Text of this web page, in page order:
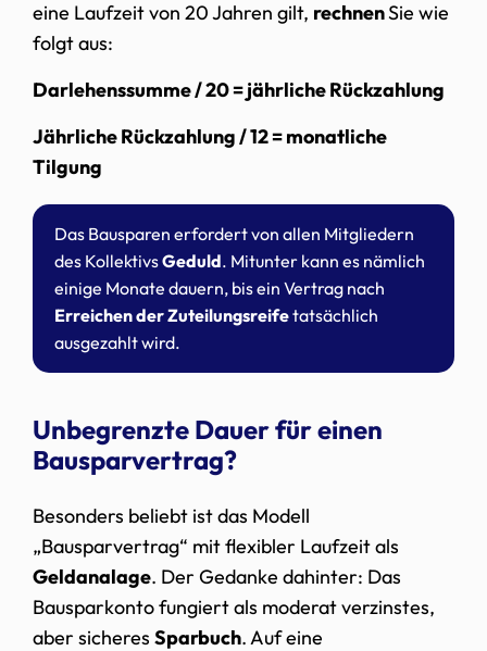
eine Laufzeit von 20 Jahren gilt, rechnenSie wie
folgt aus:
Darlehenssumme / 20 = jährliche Rückzahlung
Jährliche Rückzahlung / 12 = monatliche
Tilgung
Das Bausparen erfordert von allen Mitgliedern
des KollektivsGeduld. Mitunter kann es nämlich
einige Monate dauern, bis ein Vertrag nach
Erreichen der Zuteilungsreifetatsächlich
ausgezahlt wird.
Unbegrenzte Dauer für einen
Bausparvertrag?
Besonders beliebt ist das Modell
„Bausparvertrag“ mit flexibler Laufzeit als
Geldanalage. Der Gedanke dahinter: Das
Bausparkonto fungiert als moderat verzinstes,
aber sicheres Sparbuch. Auf eine